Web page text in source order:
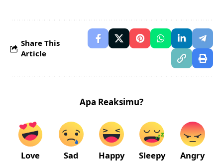
Share This
Article
Apa Reaksimu?
Love Sad Happy Sleepy Angry